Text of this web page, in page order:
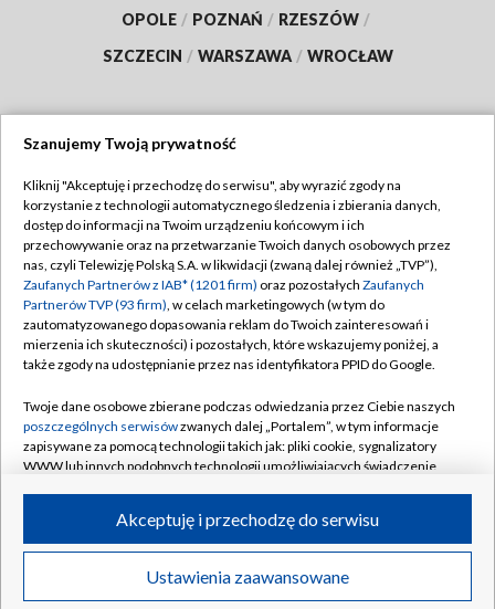
OPOLE / POZNAŃ / RZESZÓW /
SZCZECIN / WARSZAWA / WROCŁAW
TVP
Abonament TVP
Emisja w TVP
Centrum informacji TVP
Naziemna Telewizja Cyfrowa
Rada Programowa
System NOS
Informacje o nadawcy
Program dla prasy
Ogłoszenie przetargowe
Regulamin TVP
Polityka prywatności
Moje zgody
Pomoc
Kontakt
Kanały
©2026 Telewizja Polska S.A. w likwidacji
Szanujemy Twoją prywatność
Kliknij "Akceptuję i przechodzę do serwisu", aby wyrazić zgody na
korzystanie z technologii automatycznego śledzenia i zbierania danych,
dostęp do informacji na Twoim urządzeniu końcowym i ich
przechowywanie oraz na przetwarzanie Twoich danych osobowych przez
nas, czyli Telewizję Polską S.A. w likwidacji (zwaną dalej również „TVP”),
Zaufanych Partnerów z IAB* (1201 firm) oraz pozostałych Zaufanych
Partnerów TVP (93 firm), w celach marketingowych (w tym do
zautomatyzowanego dopasowania reklam do Twoich zainteresowań i
mierzenia ich skuteczności) i pozostałych, które wskazujemy poniżej, a
także zgody na udostępnianie przez nas identyfikatora PPID do Google.
Twoje dane osobowe zbierane podczas odwiedzania przez Ciebie naszych
poszczególnych serwisówzwanych dalej „Portalem”, w tym informacje
zapisywane za pomocą technologii takich jak: pliki cookie, sygnalizatory
WWW lub innych podobnych technologii umożliwiających świadczenie
ruchu w Internecie.
Twoje dane osobowe zbierane podczas odwiedzania przez Ciebie
poszczególnych serwisówna Portalu, takie jak adresy IP, identyfikatory
Ustawienia zaawansowane
Akceptuję i przechodzę do serwisu